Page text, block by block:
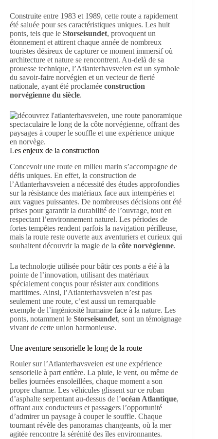
Construite entre 1983 et 1989, cette route a rapidement
été saluée pour ses caractéristiques uniques. Les huit
ponts, tels que le Storseisundet, provoquent un
étonnement et attirent chaque année de nombreux
touristes désireux de capturer ce moment immersif où
architecture et nature se rencontrent. Au-delà de sa
prouesse technique, l’Atlanterhavsveien est un symbole
du savoir-faire norvégien et un vecteur de fierté
nationale, ayant été proclamée construction
norvégienne du siècle.
Les enjeux de la construction
Concevoir une route en milieu marin s’accompagne de
défis uniques. En effet, la construction de
l’Atlanterhavsveien a nécessité des études approfondies
sur la résistance des matériaux face aux intempéries et
aux vagues puissantes. De nombreuses décisions ont été
prises pour garantir la durabilité de l’ouvrage, tout en
respectant l’environnement naturel. Les périodes de
fortes tempêtes rendent parfois la navigation périlleuse,
mais la route reste ouverte aux aventuriers et curieux qui
souhaitent découvrir la magie de la côte norvégienne.
La technologie utilisée pour bâtir ces ponts a été à la
pointe de l’innovation, utilisant des matériaux
spécialement conçus pour résister aux conditions
maritimes. Ainsi, l’Atlanterhavsveien n’est pas
seulement une route, c’est aussi un remarquable
exemple de l’ingéniosité humaine face à la nature. Les
ponts, notamment le Storseisundet, sont un témoignage
vivant de cette union harmonieuse.
Une aventure sensorielle le long de la route
Rouler sur l’Atlanterhavsveien est une expérience
sensorielle à part entière. La pluie, le vent, ou même de
belles journées ensoleillées, chaque moment a son
propre charme. Les véhicules glissent sur ce ruban
d’asphalte serpentant au-dessus de l’océan Atlantique,
offrant aux conducteurs et passagers l’opportunité
d’admirer un paysage à couper le souffle. Chaque
tournant révèle des panoramas changeants, où la mer
agitée rencontre la sérénité des îles environnantes.